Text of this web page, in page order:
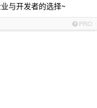
与开发者的选择~
PRO